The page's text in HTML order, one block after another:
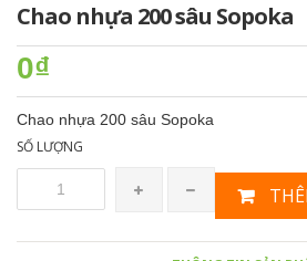
Chao nhựa 200 sâu Sopoka
0₫
Chao nhựa 200 sâu Sopoka
SỐ LƯỢNG